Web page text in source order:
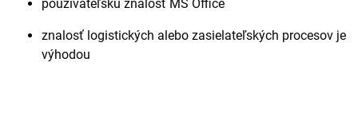
používateľskú znalosť MS Office
znalosť logistických alebo zasielateľských procesov je
výhodou